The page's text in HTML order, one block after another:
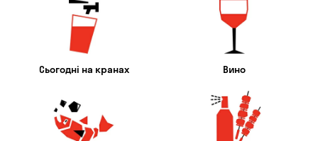
Сьогодні на кранах Вино